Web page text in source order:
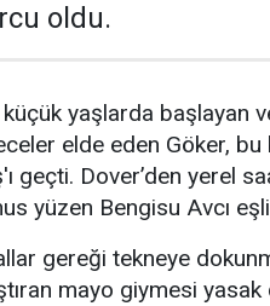
oldu.
yaşlarda başlayan
elde eden Göker,
geçti. Dover’den yerel
yüzen Bengisu Avcı
gereği tekneye
mayo giymesi yasak